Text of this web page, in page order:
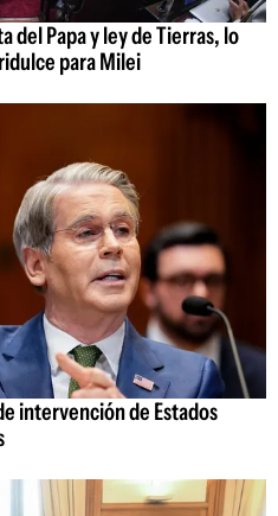
del Papa y ley de Tierras, lo
para Milei
intervención de Estados